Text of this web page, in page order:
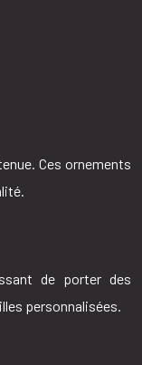
Ces ornements
de porter des
personnalisées.